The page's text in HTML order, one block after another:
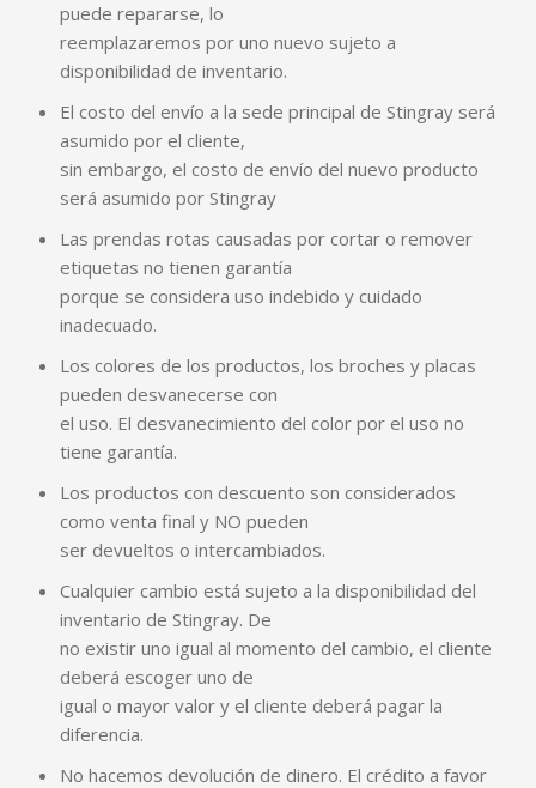
puede repararse, lo
reemplazaremos por uno nuevo sujeto a
disponibilidad de inventario.
El costo del envío a la sede principal de Stingray será
asumido por el cliente,
sin embargo, el costo de envío del nuevo producto
será asumido por Stingray
Las prendas rotas causadas por cortar o remover
etiquetas no tienen garantía
porque se considera uso indebido y cuidado
inadecuado.
Los colores de los productos, los broches y placas
pueden desvanecerse con
el uso. El desvanecimiento del color por el uso no
tiene garantía.
Los productos con descuento son considerados
como venta final y NO pueden
ser devueltos o intercambiados.
Cualquier cambio está sujeto a la disponibilidad del
inventario de Stingray. De
no existir uno igual al momento del cambio, el cliente
deberá escoger uno de
igual o mayor valor y el cliente deberá pagar la
diferencia.
No hacemos devolución de dinero. El crédito a favor